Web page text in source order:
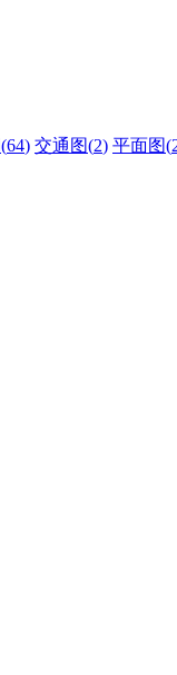
(64) 交通图(2) 平面图(